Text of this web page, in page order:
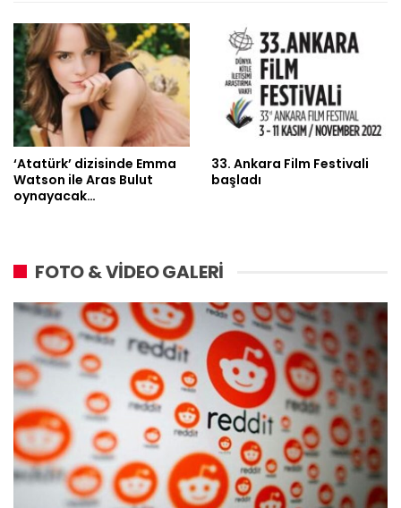
‘Atatürk’ dizisinde Emma
Watson ile Aras Bulut
oynayacak…
33. Ankara Film Festivali
başladı
FOTO & VİDEO GALERİ